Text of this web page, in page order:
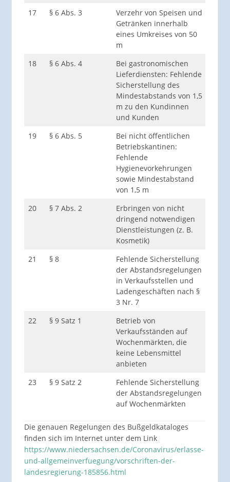
17 § 6 Abs. 3
Verzehr von Speisen und
Getränken innerhalb
eines Umkreises von 50
m
18 § 6 Abs. 4
Bei gastronomischen
Lieferdiensten: Fehlende
Sicherstellung des
Mindestabstands von 1,5
m zu den Kundinnen
und Kunden
19 § 6 Abs. 5
Bei nicht öffentlichen
Betriebskantinen:
Fehlende
Hygienevorkehrungen
sowie Mindestabstand
von 1,5 m
20 § 7 Abs. 2
Erbringen von nicht
dringend notwendigen
Dienstleistungen (z. B.
Kosmetik)
21
§ 8
Fehlende Sicherstellung
der Abstandsregelungen
in Verkaufsstellen und
Ladengeschäften nach §
3 Nr. 7
22 § 9 Satz 1
Betrieb von
Verkaufsständen auf
Wochenmärkten, die
keine Lebensmittel
anbieten
23 § 9 Satz 2
Fehlende Sicherstellung
der Abstandsregelungen
auf Wochenmärkten
Die genauen Regelungen des Bußgeldkataloges
finden sich im Internet unter dem Link
https://www.niedersachsen.de/Coronavirus/erlasse-
und-allgemeinverfuegung/vorschriften-der-
landesregierung-185856.html